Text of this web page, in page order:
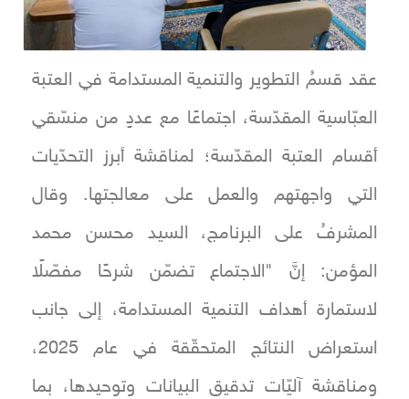
عقد قسمُ التطوير والتنمية المستدامة في العتبة
العبّاسية المقدّسة، اجتماعًا مع عددٍ من منسّقي
أقسام العتبة المقدّسة؛ لمناقشة أبرز التحدّيات
التي واجهتهم والعمل على معالجتها. وقال
المشرفُ على البرنامج، السيد محسن محمد
المؤمن: إنَّ "الاجتماع تضمّن شرحًا مفصّلًا
لاستمارة أهداف التنمية المستدامة، إلى جانب
استعراض النتائج المتحقّقة في عام 2025،
ومناقشة آليّات تدقيق البيانات وتوحيدها، بما